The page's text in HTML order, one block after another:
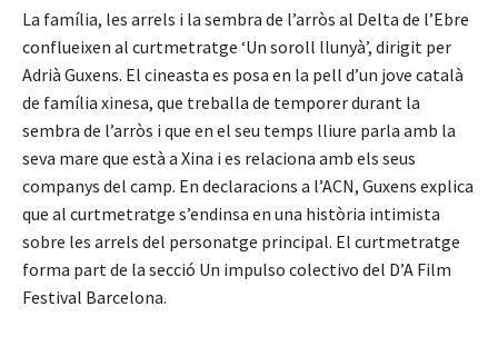
La família, les arrels i la sembra de l’arròs al Delta de l’Ebre
conflueixen al curtmetratge ‘Un soroll llunyà’, dirigit per
Adrià Guxens. El cineasta es posa en la pell d’un jove català
de família xinesa, que treballa de temporer durant la
sembra de l’arròs i que en el seu temps lliure parla amb la
seva mare que està a Xina i es relaciona amb els seus
companys del camp. En declaracions a l’ACN, Guxens explica
que al curtmetratge s’endinsa en una història intimista
sobre les arrels del personatge principal. El curtmetratge
forma part de la secció Un impulso colectivo del D’A Film
Festival Barcelona.